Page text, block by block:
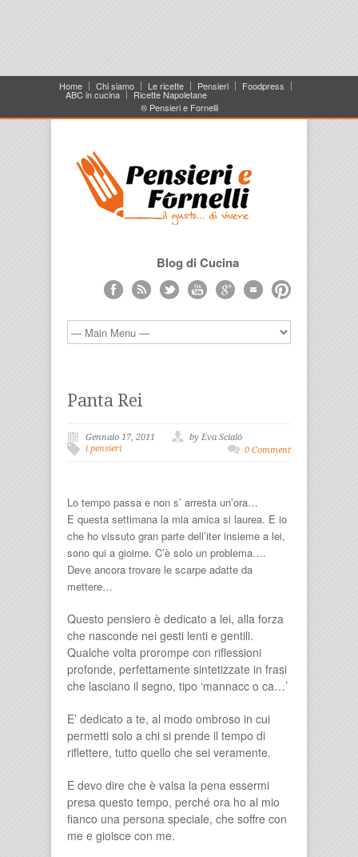
Home Chi siamo Le ricette Pensieri Foodpress
ABC in cucina
Ricette Napoletane
® Pensieri e Fornelli
Blog di Cucina
Panta Rei
Gennaio 17, 2011
by Eva Scialò
i pensieri
0 Comment
Lo tempo passa e non s’ arresta un’ora…
E questa settimana la mia amica si laurea. E io
che ho vissuto gran parte dell’iter insieme a lei,
sono qui a gioirne. C’è solo un problema….
Deve ancora trovare le scarpe adatte da
mettere…
Questo pensiero è dedicato a lei, alla forza
che nasconde nei gesti lenti e gentili.
Qualche volta prorompe con riflessioni
profonde, perfettamente sintetizzate in frasi
che lasciano il segno, tipo ‘mannacc o ca…’
E’ dedicato a te, al modo ombroso in cui
permetti solo a chi si prende il tempo di
riflettere, tutto quello che sei veramente.
E devo dire che è valsa la pena essermi
presa questo tempo, perché ora ho al mio
fianco una persona speciale, che soffre con
me e gioisce con me.